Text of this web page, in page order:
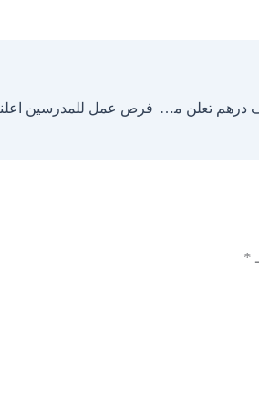
للانضمام بشكل فوري وعاجل وبرواتب تصل الى 20 الف درهم تعلن مؤسسة بو خاطر التعليمية
*